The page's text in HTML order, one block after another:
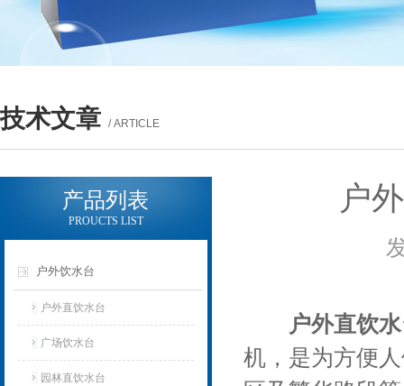
技术文章 / ARTICLE
产品列表
PROUCTS LIST
户外饮水台
户外直饮水台
广场饮水台
园林直饮水台
户
户外直饮
机，是为方便